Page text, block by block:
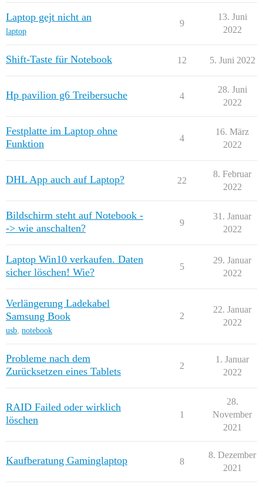
Laptop gejt nicht an
laptop
9
13. Juni
2022
Shift-Taste für Notebook 12 5. Juni 2022
Hp pavilion g6 Treibersuche 4
28. Juni
2022
Festplatte im Laptop ohne
Funktion
4
16. März
2022
DHL App auch auf Laptop? 22
8. Februar
2022
Bildschirm steht auf Notebook -
-> wie anschalten?
9
31. Januar
2022
Laptop Win10 verkaufen. Daten
sicher löschen! Wie?
5
29. Januar
2022
Verlängerung Ladekabel
Samsung Book
usb, notebook
2
22. Januar
2022
Probleme nach dem
Zurücksetzen eines Tablets
2
1. Januar
2022
RAID Failed oder wirklich
löschen
1
28.
November
2021
Kaufberatung Gaminglaptop 8
8. Dezember
2021